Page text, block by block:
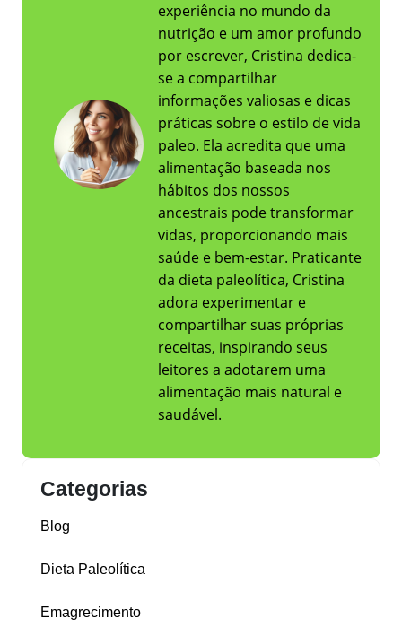
experiência no mundo da
nutrição e um amor profundo
por escrever, Cristina dedica-
se a compartilhar
informações valiosas e dicas
práticas sobre o estilo de vida
paleo. Ela acredita que uma
alimentação baseada nos
hábitos dos nossos
ancestrais pode transformar
vidas, proporcionando mais
saúde e bem-estar. Praticante
da dieta paleolítica, Cristina
adora experimentar e
compartilhar suas próprias
receitas, inspirando seus
leitores a adotarem uma
alimentação mais natural e
saudável.
Categorias
Blog
Dieta Paleolítica
Emagrecimento